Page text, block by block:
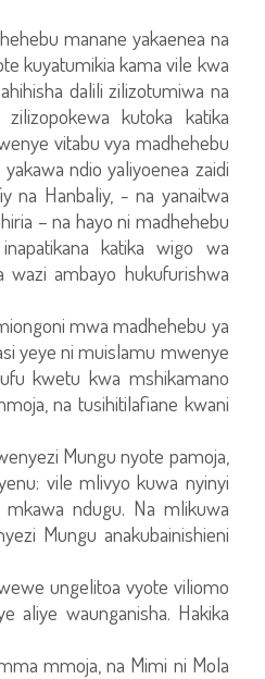
manane yakaenea na
kuyatumikia kama vile kwa
dalili zilizotumiwa na
kutoka katika
vitabu vya madhehebu
ndio yaliyoenea zaidi
na Hanbaliy, - na yanaitwa
– na hayo ni madhehebu
katika wigo wa
wazi ambayo hukufurishwa
mwa madhehebu ya
yeye ni muislamu mwenye
kwetu kwa mshikamano
na tusihitilafiane kwani
Mungu nyote pamoja,
vile mlivyo kuwa nyinyi
ndugu. Na mlikuwa
Mungu anakubainishieni
ungelitoa vyote viliomo
aliye waunganisha. Hakika
mmoja, na Mimi ni Mola